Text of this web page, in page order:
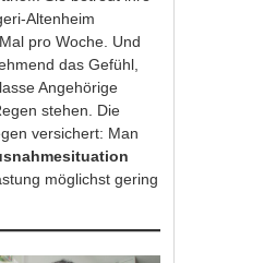
Altenheim
pro Woche. Und
das Gefühl,
lasse Angehörige
stehen. Die
versichert: Man
möglichst gering